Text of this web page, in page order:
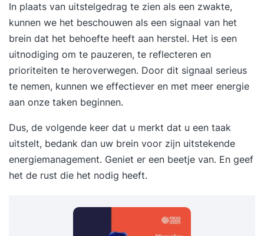
In plaats van uitstelgedrag te zien als een zwakte,
kunnen we het beschouwen als een signaal van het
brein dat het behoefte heeft aan herstel. Het is een
uitnodiging om te pauzeren, te reflecteren en
prioriteiten te heroverwegen. Door dit signaal serieus
te nemen, kunnen we effectiever en met meer energie
aan onze taken beginnen.
Dus, de volgende keer dat u merkt dat u een taak
uitstelt, bedank dan uw brein voor zijn uitstekende
energiemanagement. Geniet er een beetje van. En geef
het de rust die het nodig heeft.